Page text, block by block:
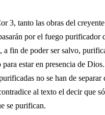
3, tanto las obras del
por el fuego purificador
a fin de poder ser salvo,
para estar en presencia de
no se han de separar
al texto el decir que
se purifican.